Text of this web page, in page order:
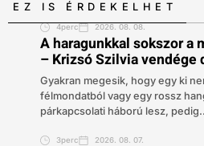
EZ IS ÉRDEKELHET
4perc 2026. 08. 08.
A haragunkkal sokszor
– Krizsó Szilvia vendége
Gyakran megesik, hogy egy ki
félmondatból vagy egy rossz
párkapcsolati háború lesz,
3perc 2026. 08. 07.